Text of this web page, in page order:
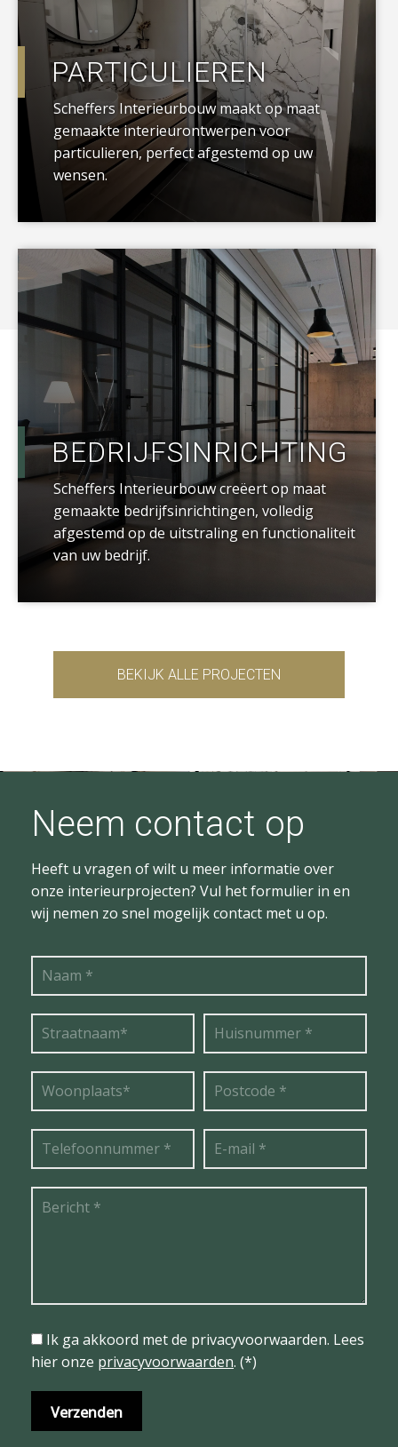
PARTICULIEREN
Scheffers Interieurbouw maakt op maat
gemaakte interieurontwerpen voor
particulieren, perfect afgestemd op uw
wensen.
BEDRIJFSINRICHTING
Scheffers Interieurbouw creëert op maat
gemaakte bedrijfsinrichtingen, volledig
afgestemd op de uitstraling en functionaliteit
van uw bedrijf.
a
BEKIJK ALLE PROJECTEN
Neem contact op
Heeft u vragen of wilt u meer informatie over
onze interieurprojecten? Vul het formulier in en
wij nemen zo snel mogelijk contact met u op.
Ik ga akkoord met de privacyvoorwaarden. Lees
hier onze privacyvoorwaarden. (*)